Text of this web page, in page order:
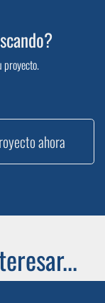
proyecto.
ahora